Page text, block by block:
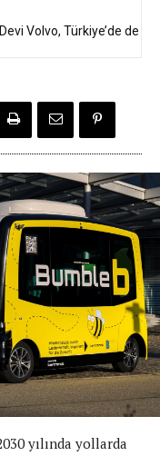
Volvo, Türkiye’de de
yılında yollarda